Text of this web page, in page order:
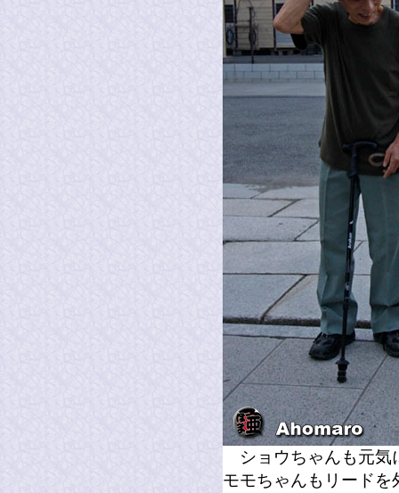
ショウちゃんも元気
モモちゃんもリード